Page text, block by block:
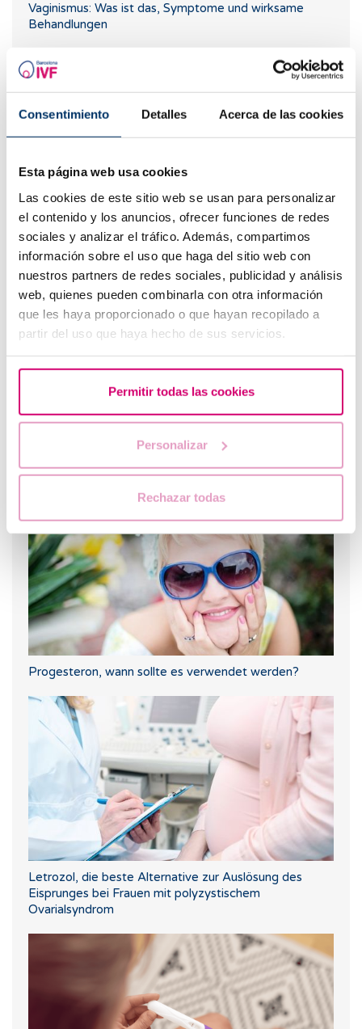
Consentimiento Detalles Acerca de las cookies
Esta página web usa cookies
Las cookies de este sitio web se usan para personalizar
el contenido y los anuncios, ofrecer funciones de redes
sociales y analizar el tráfico. Además, compartimos
información sobre el uso que haga del sitio web con
nuestros partners de redes sociales, publicidad y análisis
web, quienes pueden combinarla con otra información
que les haya proporcionado o que hayan recopilado a
partir del uso que haya hecho de sus servicios.
Permitir todas las cookies
Personalizar
Rechazar todas
Vaginismus: Was ist das, Symptome und wirksame
Behandlungen
Wie lange dauert es, bis sich die befruchtete Eizelle
einnistet?
Was tun bei einer ausgebliebenen Periode und einem
negativen Schwangerschaftstest?
Progesteron, wann sollte es verwendet werden?
Letrozol, die beste Alternative zur Auslösung des
Eisprunges bei Frauen mit polyzystischem
Ovarialsyndrom